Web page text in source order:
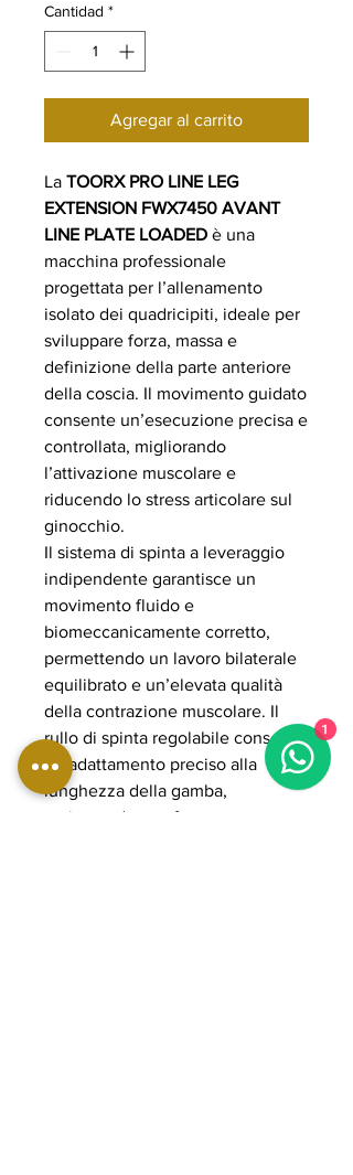
Cantidad *
Agregar al carrito
La TOORX PRO LINE LEG
EXTENSION FWX7450 AVANT
LINE PLATE LOADED è una
macchina professionale
progettata per l’allenamento
isolato dei quadricipiti, ideale per
sviluppare forza, massa e
definizione della parte anteriore
della coscia. Il movimento guidato
consente un’esecuzione precisa e
controllata, migliorando
l’attivazione muscolare e
riducendo lo stress articolare sul
ginocchio.
Il sistema di spinta a leveraggio
indipendente garantisce un
movimento fluido e
biomeccanicamente corretto,
permettendo un lavoro bilaterale
equilibrato e un’elevata qualità
della contrazione muscolare. Il
rullo di spinta regolabile consente
un adattamento preciso alla
lunghezza della gamba,
assicurando comfort e postura
1